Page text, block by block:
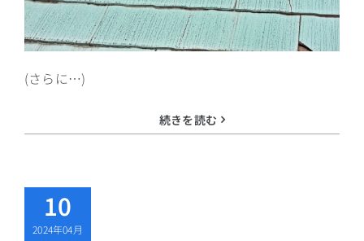
(さらに…)
続きを読む
10
2024年04月